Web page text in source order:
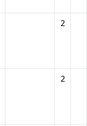
2
2